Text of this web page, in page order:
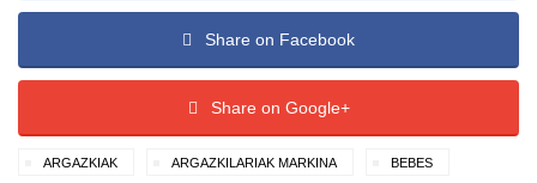
Share on Facebook
Share on Google+
ARGAZKIAK ARGAZKILARIAK MARKINA BEBES